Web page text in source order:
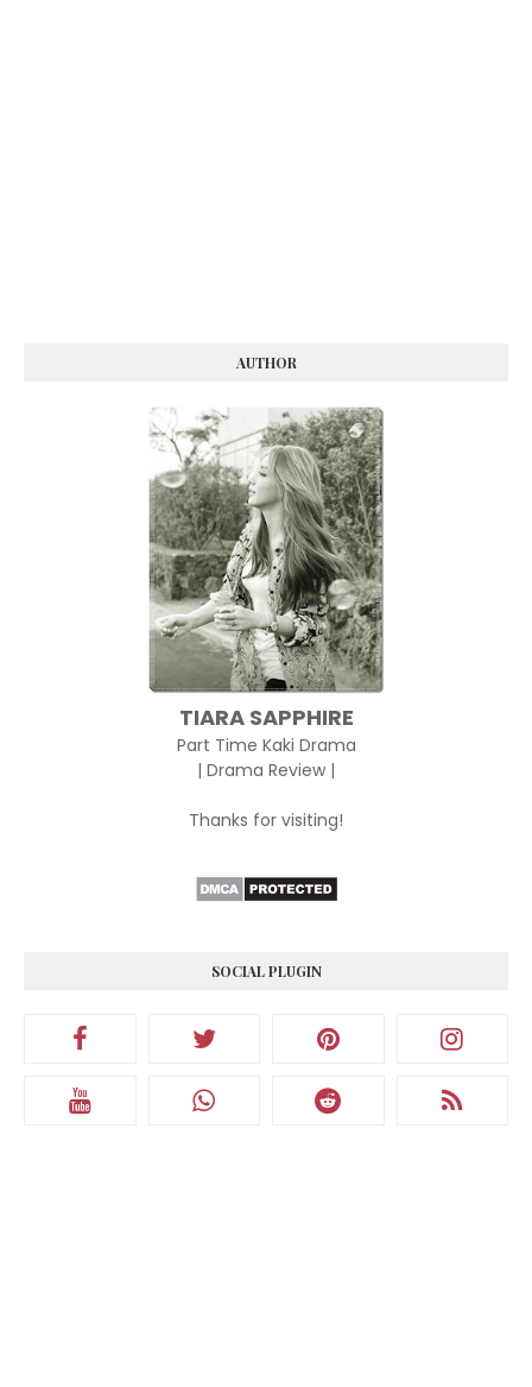
AUTHOR
TIARA SAPPHIRE
Part Time Kaki Drama
| Drama Review |
Thanks for visiting!
SOCIAL PLUGIN